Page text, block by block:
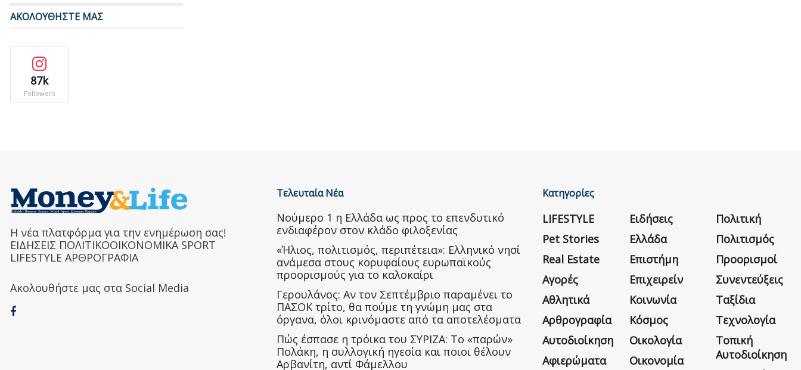
ΑΚΟΛΟΥΘΗΣΤΕ ΜΑΣ
87k
Followers
Η νέα πλατφόρμα για την ενημέρωση σας!
ΕΙΔΗΣΕΙΣ ΠΟΛΙΤΙΚΟΟΙΚΟΝΟΜΙΚΑ SPORT
LIFESTYLE ΑΡΘΡΟΓΡΑΦΙΑ
Ακολουθήστε μας στα Social Media
Τελευταία Νέα
Nούμερο 1 η Ελλάδα ως προς το επενδυτικό
ενδιαφέρον στον κλάδο φιλοξενίας
«Ήλιος, πολιτισμός, περιπέτεια»: Ελληνικό νησί
ανάμεσα στους κορυφαίους ευρωπαϊκούς
προορισμούς για το καλοκαίρι
Γερουλάνος: Αν τον Σεπτέμβριο παραμένει το
ΠΑΣΟΚ τρίτο, θα πούμε τη γνώμη μας στα
όργανα, όλοι κρινόμαστε από τα αποτελέσματα
Πώς έσπασε η τρόικα του ΣΥΡΙΖΑ: Το «παρών»
Πολάκη, η συλλογική ηγεσία και ποιοι θέλουν
Αρβανίτη, αντί Φάμελλου
Κατηγορίες
LIFESTYLE
Pet Stories
Real Estate
Αγορές
Αθλητικά
Αρθρογραφία
Αυτοδιοίκηση
Αφιερώματα
Ειδήσεις
Ελλάδα
Επιστήμη
Επιχειρείν
Κοινωνία
Κόσμος
Οικολογία
Οικονομία
Πολιτική
Πολιτισμός
Προορισμοί
Συνεντεύξεις
Ταξίδια
Τεχνολογία
Τοπική
Αυτοδιοίκηση